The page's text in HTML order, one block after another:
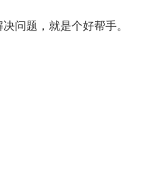
问题，就是个好帮手。